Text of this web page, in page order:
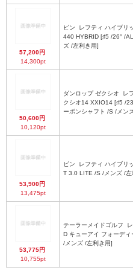
57,200円
14,300pt
ピン
440 HYBRID [♯5 /26° /
ズ /左利き用]
50,600円
10,120pt
ダンロップ ゼクシオ
クシオ14 XXIO14 [♯5 /
ーボンシャフト /S /メン
53,900円
13,475pt
ピン
T 3.0 LITE /S /メンズ /左
53,775円
10,755pt
テーラーメイドゴルフ
D キューアイ フォーデ
/メンズ /左利き用]